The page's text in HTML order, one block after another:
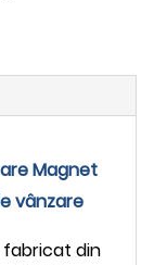
Magnet
vânzare
din